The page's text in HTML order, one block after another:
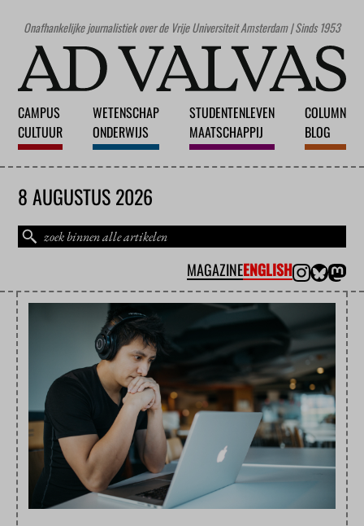
Onafhankelijke journalistiek over de Vrije Universiteit Amsterdam | Sinds 1953
CAMPUS
CULTUUR
WETENSCHAP
ONDERWIJS
STUDENTENLEVEN
MAATSCHAPPIJ
COLUMN
BLOG
8 AUGUSTUS 2026
MAGAZINEENGLISH